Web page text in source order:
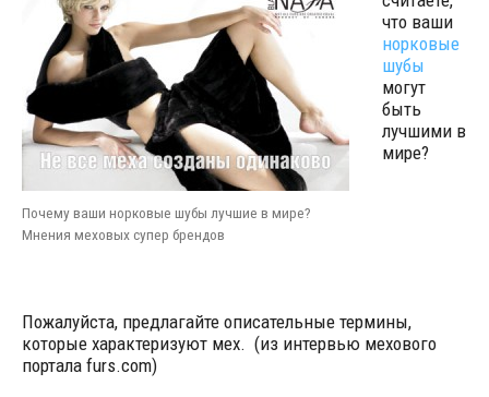
Почему ваши норковые шубы лучшие в мире?
Мнения меховых супер брендов
что ваши
норковые
шубы
могут
быть
лучшими в
мире?
Пожалуйста, предлагайте описательные термины,
которые характеризуют мех. (из интервью мехового
портала furs.com)